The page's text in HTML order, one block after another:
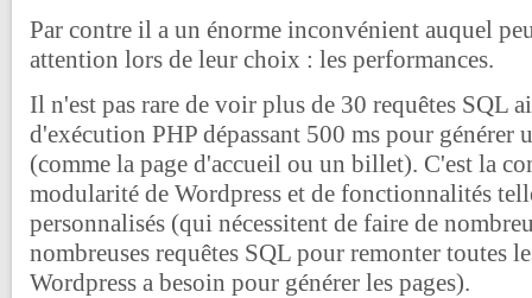
Par contre il a un énorme inconvénient auquel
attention lors de leur choix : les performances.
Il n'est pas rare de voir plus de 30 requêtes SQL
d'exécution PHP dépassant 500 ms pour générer
(comme la page d'accueil ou un billet). C'est la
modularité de Wordpress et de fonctionnalités
personnalisés (qui nécessitent de faire de
nombreuses requêtes SQL pour remonter toutes
Wordpress a besoin pour générer les pages).